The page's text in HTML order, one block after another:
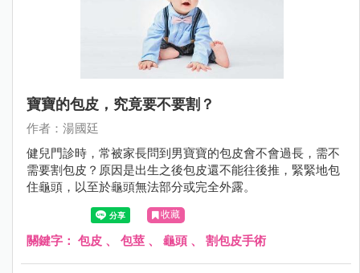
寶寶的包皮，究竟要不要割？
作者：湯國廷
健兒門診時，常被家長問到男寶寶的包皮會不會過長，需不
需要割包皮？原因是出生之後包皮還不能往後推，緊緊地包
住龜頭，以至於龜頭無法部分或完全外露。
收藏
關鍵字： 包皮 、 包莖 、 龜頭 、 割包皮手術